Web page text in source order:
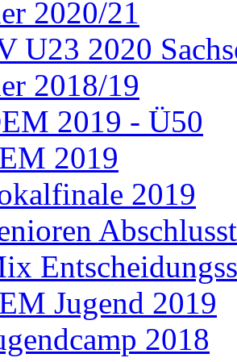
2020/21
U23 2020
2018/19
2019 - Ü50
2019
2019
Jugend 2019
2018